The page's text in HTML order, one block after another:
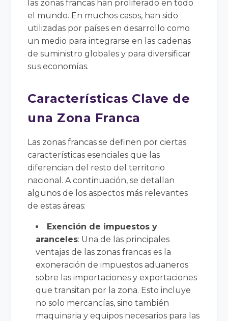
las zonas francas han proliferado en todo
el mundo. En muchos casos, han sido
utilizadas por países en desarrollo como
un medio para integrarse en las cadenas
de suministro globales y para diversificar
sus economías.
Características Clave de
una Zona Franca
Las zonas francas se definen por ciertas
características esenciales que las
diferencian del resto del territorio
nacional. A continuación, se detallan
algunos de los aspectos más relevantes
de estas áreas:
Exención de impuestos y
aranceles: Una de las principales
ventajas de las zonas francas es la
exoneración de impuestos aduaneros
sobre las importaciones y exportaciones
que transitan por la zona. Esto incluye
no solo mercancías, sino también
maquinaria y equipos necesarios para las